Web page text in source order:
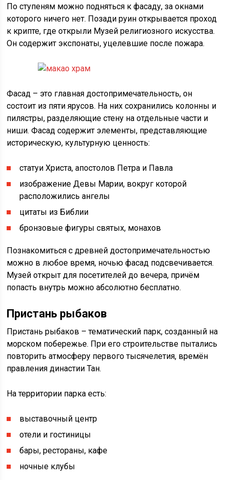
По ступеням можно подняться к фасаду, за окнами
которого ничего нет. Позади руин открывается проход
к крипте, где открыли Музей религиозного искусства.
Он содержит экспонаты, уцелевшие после пожара.
Фасад – это главная достопримечательность, он
состоит из пяти ярусов. На них сохранились колонны и
пилястры, разделяющие стену на отдельные части и
ниши. Фасад содержит элементы, представляющие
историческую, культурную ценность:
статуи Христа, апостолов Петра и Павла
изображение Девы Марии, вокруг которой
расположились ангелы
цитаты из Библии
бронзовые фигуры святых, монахов
Познакомиться с древней достопримечательностью
можно в любое время, ночью фасад подсвечивается.
Музей открыт для посетителей до вечера, причём
попасть внутрь можно абсолютно бесплатно.
Пристань рыбаков
Пристань рыбаков – тематический парк, созданный на
морском побережье. При его строительстве пытались
повторить атмосферу первого тысячелетия, времён
правления династии Тан.
На территории парка есть:
выставочный центр
отели и гостиницы
бары, рестораны, кафе
ночные клубы